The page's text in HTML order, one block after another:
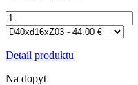
Detail produktu
Na dopyt